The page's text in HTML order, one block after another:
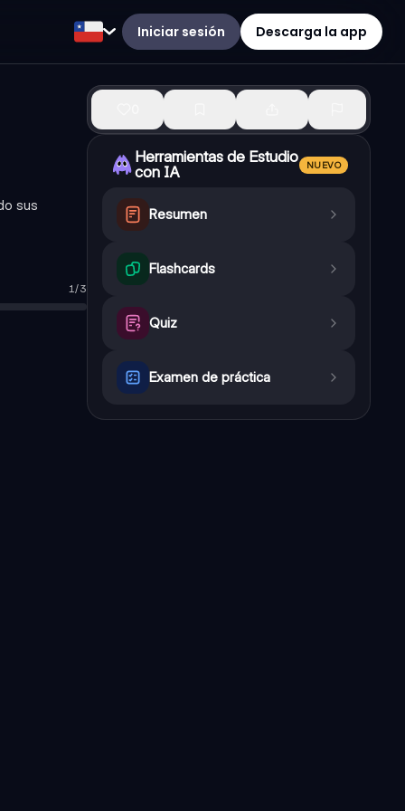
Iniciar sesión Descarga la app
sus
1/3
Herramientas de Estudio
con IA
NUEVO
Resumen
Flashcards
Quiz
Examen de práctica